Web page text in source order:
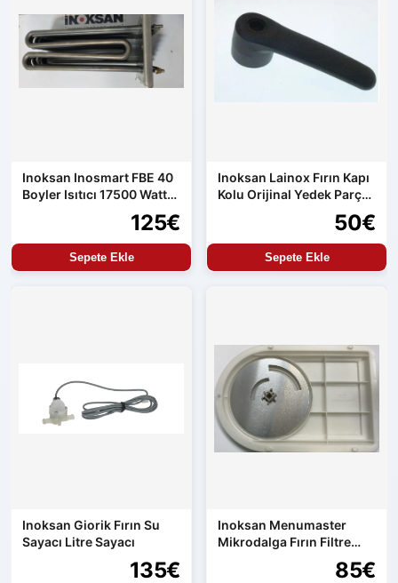
Inoksan Inosmart FBE 40
Boyler Isıtıcı 17500 Watt
Orijinal Yedek Parça125€
Sepete Ekle
Inoksan Lainox Fırın Kapı
Kolu Orijinal Yedek Parça
50€
Sepete Ekle
Inoksan Giorik Fırın Su
Sayacı Litre Sayacı
135€
Inoksan Menumaster
Mikrodalga Fırın Filtre
85€